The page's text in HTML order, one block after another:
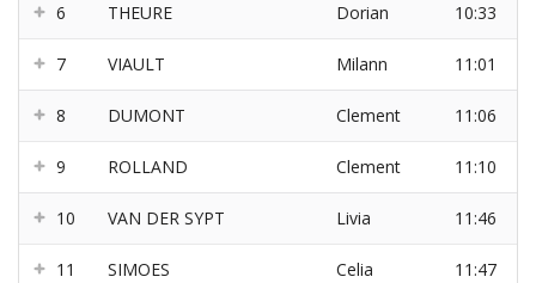
6 THEURE Dorian 10:33
7 VIAULT Milann 11:01
8 DUMONT Clement 11:06
9 ROLLAND Clement 11:10
10 VAN DER SYPT Livia 11:46
11 SIMOES Celia 11:47